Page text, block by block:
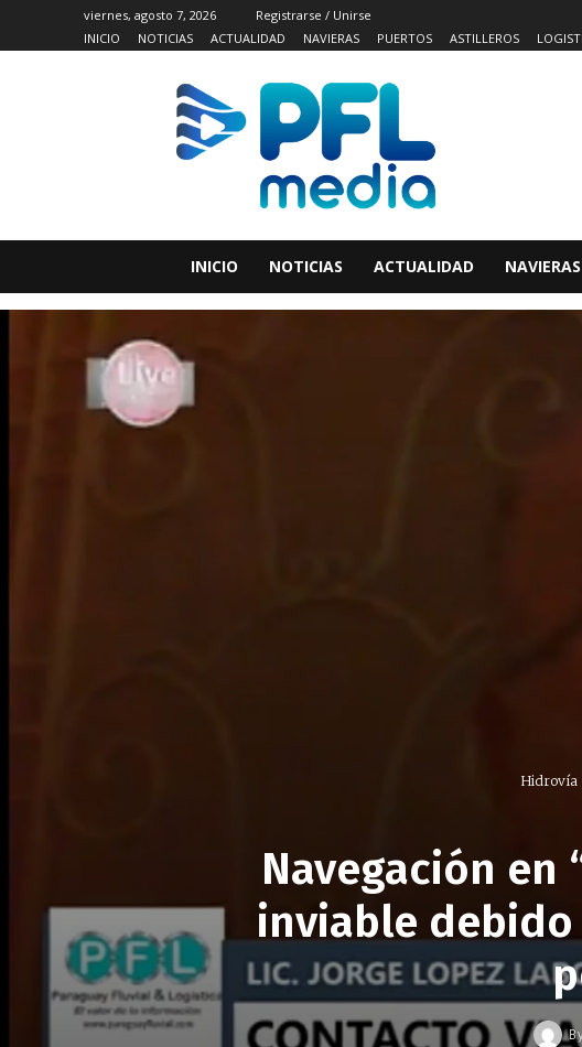
viernes, agosto 7, 2026
Registrarse / Unirse
INICIO
NOTICIAS ACTUALIDAD NAVIERAS PUERTOS ASTILLEROS
INICIO NOTICIAS ACTUALIDAD NAVIERAS
Hidrovía
Navegación en
inviable